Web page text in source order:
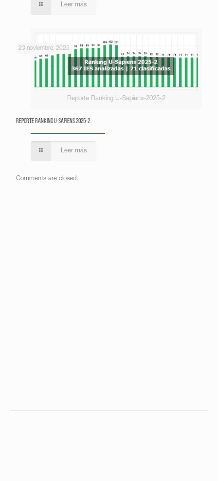
Leer más
Reporte Ranking U-Sapiens-2025-2
23 noviembre, 2025
Reporte Ranking U-Sapiens 2025-2
Leer más
Comments are closed.